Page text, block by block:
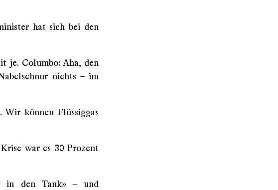
hat sich bei den
je. Columbo: Aha, den
nichts – im
Wir können Flüssiggas
war es 30 Prozent
in den Tank» – und